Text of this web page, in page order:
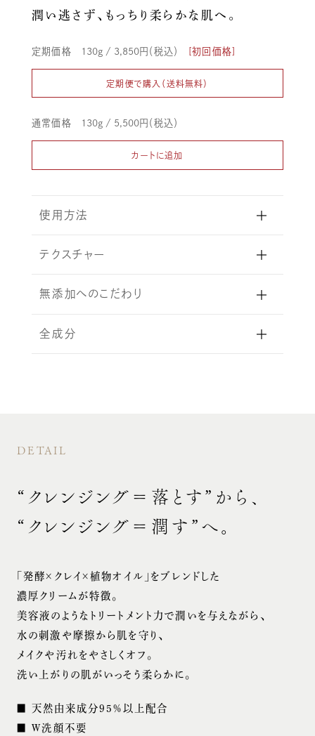
潤い逃さず、もっちり柔らかな肌へ。
定期価格 130g / 3,850円（税込） [初回価格]
定期便で購入（送料無料）
通常価格 130g / 5,500円（税込）
カートに追加
使用方法
テクスチャー
無添加へのこだわり
全成分
DETAIL
“クレンジング＝落とす”から、
“クレンジング＝潤す”へ。
「発酵×クレイ×植物オイル」をブレンドした
濃厚クリームが特徴。
美容液のようなトリートメント力で潤いを与えながら、
水の刺激や摩擦から肌を守り、
メイクや汚れをやさしくオフ。
洗い上がりの肌がいっそう柔らかに。
■ 天然由来成分95%以上配合
■ W洗顔不要